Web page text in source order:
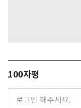
100자평